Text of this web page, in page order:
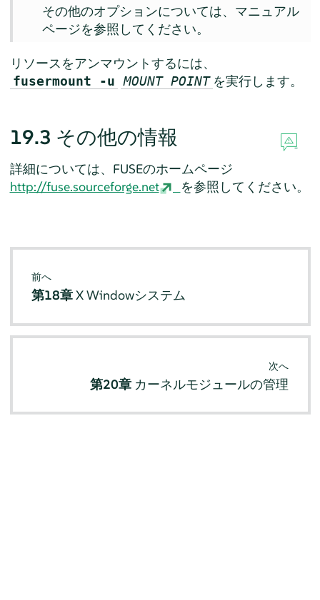
その他のオプションについては、マニュアル
ページを参照してください。
リソースをアンマウントするには、
fusermount -u MOUNT POINT を実行します。
19.3 その他の情報
詳細については、FUSEのホームページ
http://fuse.sourceforge.net
を参照してください。
前へ
第18章X Windowシステム
次へ
第20章 カーネルモジュールの管理